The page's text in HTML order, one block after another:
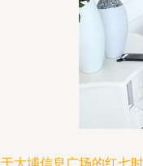
大埔信息广场的红七